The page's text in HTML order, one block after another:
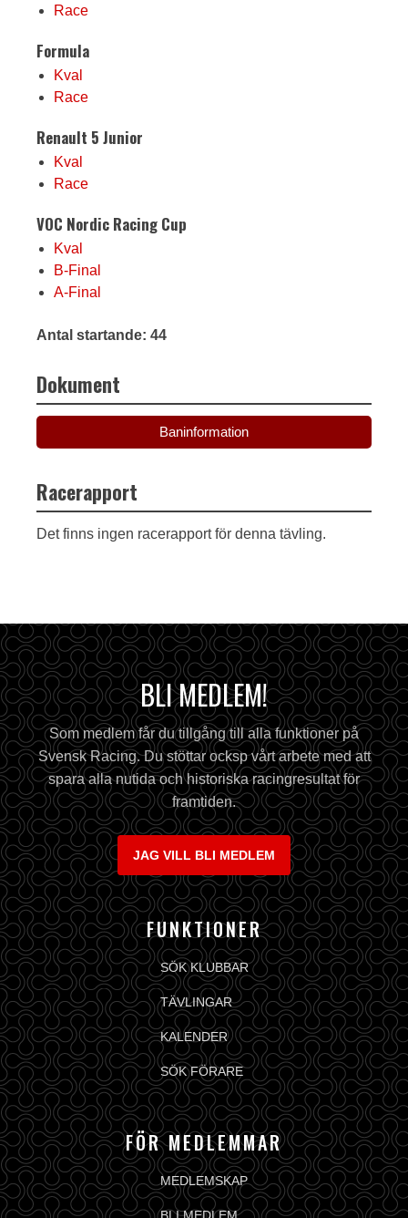
Race
Formula
Kval
Race
Renault 5 Junior
Kval
Race
VOC Nordic Racing Cup
Kval
B-Final
A-Final
Antal startande: 44
Dokument
Baninformation
Racerapport
Det finns ingen racerapport för denna tävling.
BLI MEDLEM!
Som medlem får du tillgång till alla funktioner på
Svensk Racing. Du stöttar ocksp vårt arbete med att
spara alla nutida och historiska racingresultat för
framtiden.
JAG VILL BLI MEDLEM
FUNKTIONER
SÖK KLUBBAR
TÄVLINGAR
KALENDER
SÖK FÖRARE
FÖR MEDLEMMAR
MEDLEMSKAP
BLI MEDLEM